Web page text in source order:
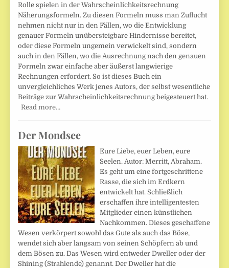
Rolle spielen in der Wahrscheinlichkeitsrechnung
Näherungsformeln. Zu diesen Formeln muss man Zuflucht
nehmen nicht nur in den Fällen, wo die Entwicklung
genauer Formeln unübersteigbare Hindernisse bereitet,
oder diese Formeln ungemein verwickelt sind, sondern
auch in den Fällen, wo die Ausrechnung nach den genauen
Formeln zwar einfache aber äußerst langwierige
Rechnungen erfordert. So ist dieses Buch ein
unvergleichliches Werk jenes Autors, der selbst wesentliche
Beiträge zur Wahrscheinlichkeitsrechnung beigesteuert hat.
Read more…
Der Mondsee
Eure Liebe, euer Leben, eure
Seelen. Autor: Merritt, Abraham.
Es geht um eine fortgeschrittene
Rasse, die sich im Erdkern
entwickelt hat. Schließlich
erschaffen ihre intelligentesten
Mitglieder einen künstlichen
Nachkommen. Dieses geschaffene
Wesen verkörpert sowohl das Gute als auch das Böse,
wendet sich aber langsam von seinen Schöpfern ab und
dem Bösen zu. Das Wesen wird entweder Dweller oder der
Shining (Strahlende) genannt. Der Dweller hat die